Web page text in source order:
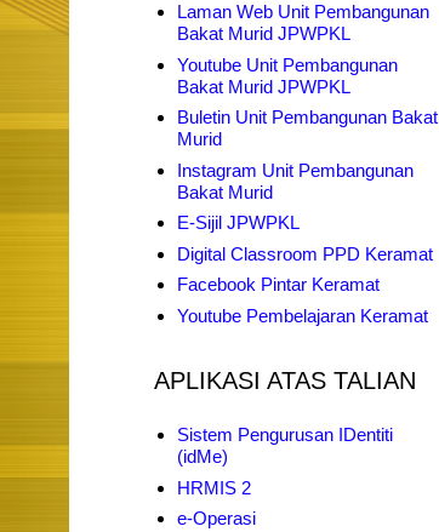
Laman Web Unit Pembangunan
Bakat Murid JPWPKL
Youtube Unit Pembangunan
Bakat Murid JPWPKL
Buletin Unit Pembangunan Bakat
Murid
Instagram Unit Pembangunan
Bakat Murid
E-Sijil JPWPKL
Digital Classroom PPD Keramat
Facebook Pintar Keramat
Youtube Pembelajaran Keramat
APLIKASI ATAS TALIAN
Sistem Pengurusan IDentiti
(idMe)
HRMIS 2
e-Operasi